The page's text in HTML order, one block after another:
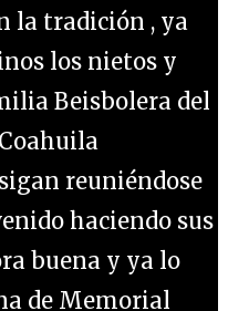
la tradición , ya
los nietos y
Beisbolera del
reuniéndose
haciendo sus
buena y ya lo
de Memorial